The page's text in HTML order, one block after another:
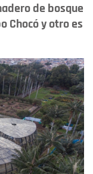
de bosque
Chocó y otro es